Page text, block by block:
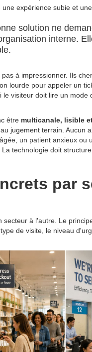
expérience subie et
solution ne
interne.
à impressionner. Ils
lourde pour appeler un
visiteur doit lire un mode
être multicanale, lisible
jugement terrain. Aucun
un patient anxieux ou
technologie doit
par
à l'autre. Le
de visite, le niveau